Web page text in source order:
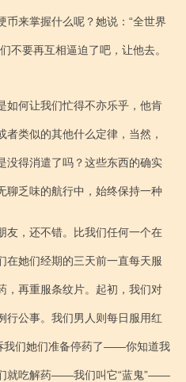
币来掌握什么呢？她说：“全世界
不要再互相逼迫了吧，让他去。
何让我们忙得不亦乐乎，他肯
类似的其他什么定律，当然，
没得消遣了吗？这些东西的确实
聊乏味的航行中，始终保持一种
，还不错。比我们任何一个在
在她们经期的三天前一直每天服
，再重服条纹片。起初，我们对
行公事。我们男人则每日服用红
我们她们准备停药了――你知道我
就吃解药――我们叫它“蓝鬼”――